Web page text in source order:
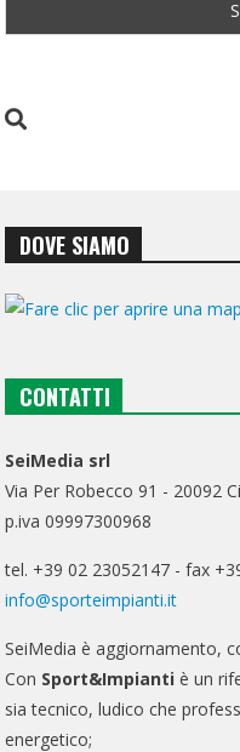
DOVE SIAMO
CONTATTI
SeiMedia srl
Via Per Robecco 91 - 20092
p.iva 09997300968
tel. +39 02 23052147 - fax
info@sporteimpianti.it
SeiMedia è aggiornamento,
Con Sport&Impianti è un
sia tecnico, ludico che
energetico;